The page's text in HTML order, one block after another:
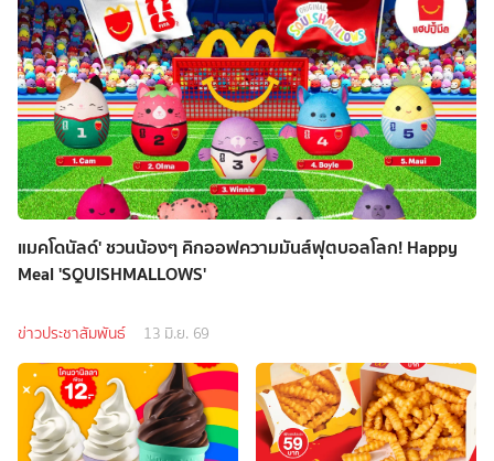
แมคโดนัลด์' ชวนน้องๆ คิกออฟความมันส์ฟุตบอลโลก! Happy
Meal 'SQUISHMALLOWS'
ข่าวประชาสัมพันธ์ 13 มิ.ย. 69